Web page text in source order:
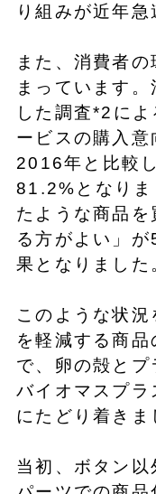
り組みが近年急
また、消費者
まっています
した調査*2に
ービスの購入意
2016年と比較
81.2%となりま
たような商品
る方がよい」
果となりました
このような状
を軽減する商
で、卵の殻とプ
バイオマスプ
にたどり着きま
当初、ボタン